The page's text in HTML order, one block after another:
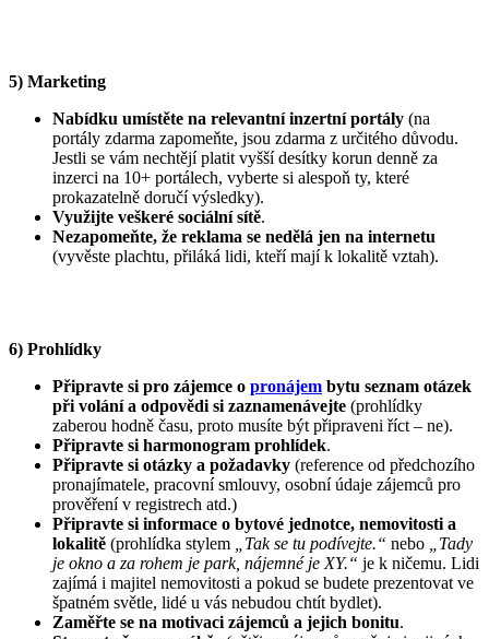
5) Marketing
Nabídku umístěte na relevantní inzertní portály (na
portály zdarma zapomeňte, jsou zdarma z určitého důvodu.
Jestli se vám nechtějí platit vyšší desítky korun denně za
inzerci na 10+ portálech, vyberte si alespoň ty, které
prokazatelně doručí výsledky).
Využijte veškeré sociální sítě.
Nezapomeňte, že reklama se nedělá jen na internetu
(vyvěste plachtu, přiláká lidi, kteří mají k lokalitě vztah).
6) Prohlídky
Připravte si pro zájemce o pronájem bytu seznam otázek
při volání a odpovědi si zaznamenávejte (prohlídky
zaberou hodně času, proto musíte být připraveni říct – ne).
Připravte si harmonogram prohlídek.
Připravte si otázky a požadavky (reference od předchozího
pronajímatele, pracovní smlouvy, osobní údaje zájemců pro
prověření v registrech atd.)
Připravte si informace o bytové jednotce, nemovitosti a
lokalitě (prohlídka stylem „Tak se tu podívejte.“ nebo „Tady
je okno a za rohem je park, nájemné je XY.“ je k ničemu. Lidi
zajímá i majitel nemovitosti a pokud se budete prezentovat ve
špatném světle, lidé u vás nebudou chtít bydlet).
Zaměřte se na motivaci zájemců a jejich bonitu.